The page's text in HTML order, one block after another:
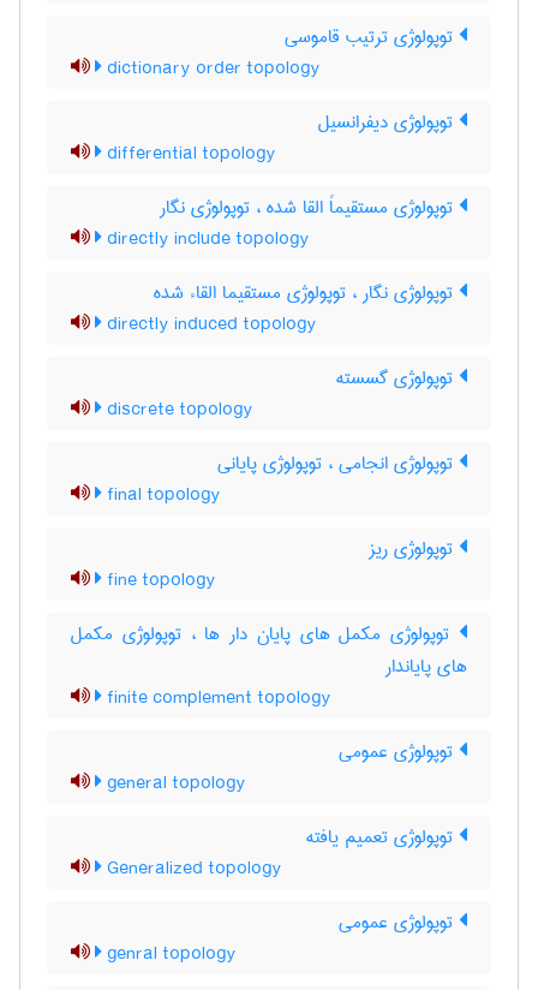
توپولوژی ترتیب قاموسی
dictionary order topology
توپولوژی دیفرانسیل
differential topology
توپولوژی مستقیماً القا شده ، توپولوژی نگار
directly include topology
توپولوژی نگار ، توپولوژی مستقیما القاء شده
directly induced topology
توپولوژی گسسته
discrete topology
توپولوژی انجامی ، توپولوژی پایانی
final topology
توپولوژی ریز
fine topology
توپولوژی مکمل های پایان دار ها ، توپولوژی مکمل
های پایاندار
finite complement topology
توپولوژی عمومی
general topology
توپولوژی تعمیم یافته
Generalized topology
توپولوژی عمومی
genral topology